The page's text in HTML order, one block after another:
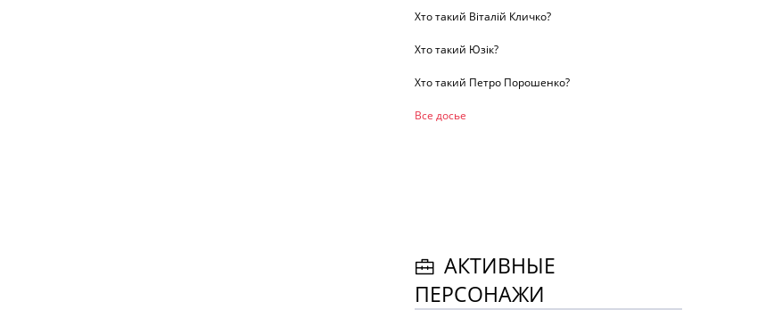
Хто такий Віталій Кличко?
Хто такий Юзік?
Хто такий Петро Порошенко?
Все досье
АКТИВНЫЕ
ПЕРСОНАЖИ